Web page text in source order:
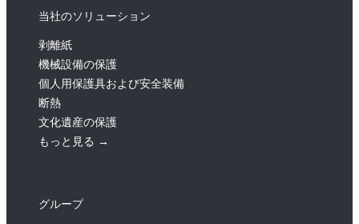
当社のソリューション
剥離紙
機械設備の保護
個人用保護具および安全装備
断熱
文化遺産の保護
もっと見る →
グループ